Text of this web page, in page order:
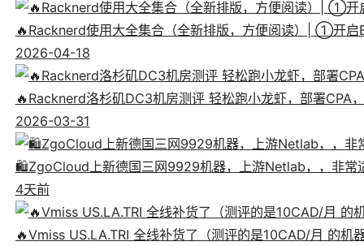
🔥Racknerd使用大全集合（全新排版，方便阅读）| ①开
2026-04-18
🔥Racknerd洛杉矶DC3机房测评 轻松跑小龙虾，部署CPA
2026-03-31
🛍️ZgoCloud上新德国三网9929机器，上游Netlab，，非常
4天前
🔥Vmiss US.LA.TRI 全线补货了（测评的是10CAD/月 的